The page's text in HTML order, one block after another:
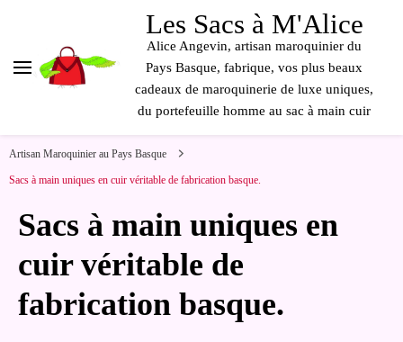
Les Sacs à M'Alice
Alice Angevin, artisan maroquinier du
Pays Basque, fabrique, vos plus beaux
cadeaux de maroquinerie de luxe uniques,
du portefeuille homme au sac à main cuir
Artisan Maroquinier au Pays Basque
Sacs à main uniques en cuir véritable de fabrication basque.
Sacs à main uniques en
cuir véritable de
fabrication basque.